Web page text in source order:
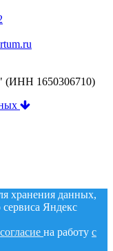
1650306710)
хранения данных,
Яндекс
согласие на работу с